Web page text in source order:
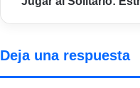
Deja una respuesta